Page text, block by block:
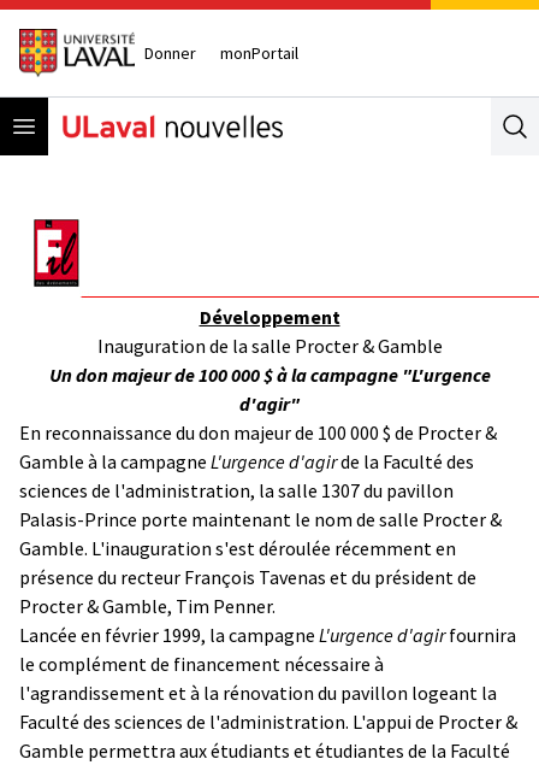
Donner monPortail
Open menu
Développement
Inauguration de la salle Procter & Gamble
Un don majeur de 100 000 $ à la campagne "L'urgence
d'agir"
En reconnaissance du don majeur de 100 000 $ de Procter &
Gamble à la campagne L'urgence d'agirde la Faculté des
sciences de l'administration, la salle 1307 du pavillon
Palasis-Prince porte maintenant le nom de salle Procter &
Gamble. L'inauguration s'est déroulée récemment en
présence du recteur François Tavenas et du président de
Procter & Gamble, Tim Penner.
Lancée en février 1999, la campagne L'urgence d'agirfournira
le complément de financement nécessaire à
l'agrandissement et à la rénovation du pavillon logeant la
Faculté des sciences de l'administration. L'appui de Procter &
Gamble permettra aux étudiants et étudiantes de la Faculté